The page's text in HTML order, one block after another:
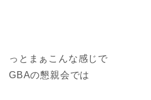
っとまぁこんな感じで
GBAの懇親会では